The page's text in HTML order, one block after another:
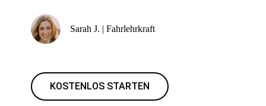
Sarah J. | Fahrlehrkraft
KOSTENLOS STARTEN